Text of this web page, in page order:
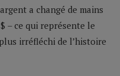
a changé de mains
– ce qui représente le
irréfléchi de l’histoire